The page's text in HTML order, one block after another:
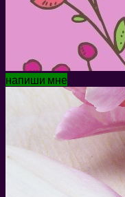
напиши мне